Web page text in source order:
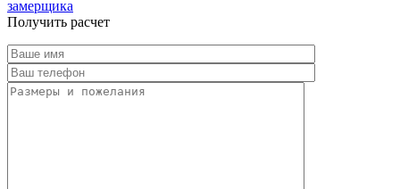
замерщика
Получить расчет